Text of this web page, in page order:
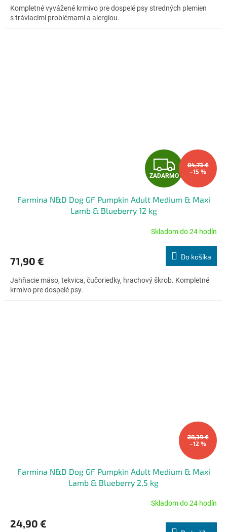
z
5
Kompletné vyvážené krmivo pre dospelé psy stredných plemien
s tráviacimi problémami a alergiou.
Z
A
D
A
R
M
ZADARMO
84,73 €
–15 %
Farmina N&D Dog GF Pumpkin Adult Medium & Maxi
Lamb & Blueberry 12 kg
je
z
5
hviezdičiek.
Skladom do 24 hodín
71,90 € Do košíka
Jahňacie mäso, tekvica, čučoriedky, hrachový škrob. Kompletné
krmivo pre dospelé psy.
28,39 €
–12 %
Farmina N&D Dog GF Pumpkin Adult Medium & Maxi
Lamb & Blueberry 2,5 kg
produktu
Skladom do 24 hodín
24,90 €